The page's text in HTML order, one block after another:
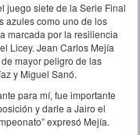
juego siete de la Serie Final
azules como uno de los
marcada por la resiliencia
Licey. Jean Carlos Mejía
mayor peligro de las
y Miguel Sanó.
para mí, fue importante
y darle a Jairo el
expresó Mejía.